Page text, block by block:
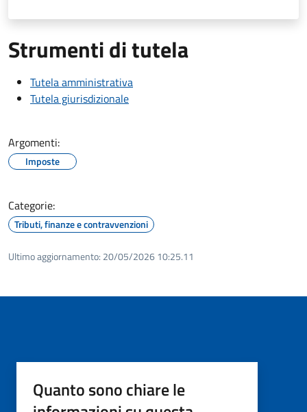
Strumenti di tutela
Tutela amministrativa
Tutela giurisdizionale
Argomenti:
Imposte
Categorie:
Tributi, finanze e contravvenzioni
Ultimo aggiornamento: 20/05/2026 10:25.11
Quanto sono chiare le